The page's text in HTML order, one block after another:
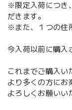
※限定入荷につき
だきます。
※また、１つの住
今入荷以前に購入
これまでご購入い
より多くの方にお
よろしくお願いい